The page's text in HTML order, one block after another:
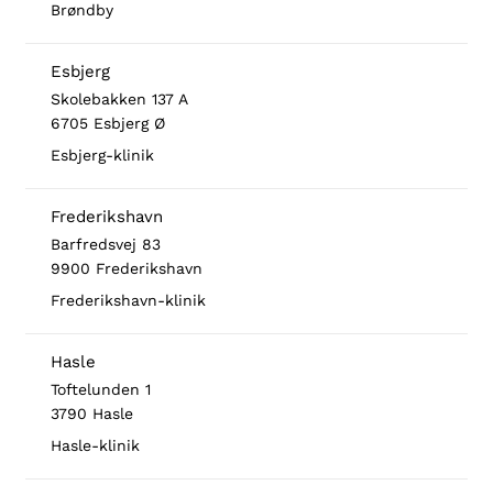
Brøndby
Esbjerg
Skolebakken 137 A
6705 Esbjerg Ø
Esbjerg-klinik
Frederikshavn
Barfredsvej 83
9900 Frederikshavn
Frederikshavn-klinik
Hasle
Toftelunden 1
3790 Hasle
Hasle-klinik